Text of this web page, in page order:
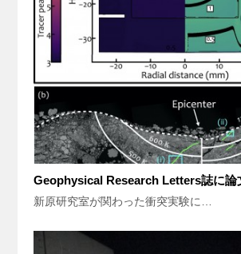
Geophysical Research Letters誌に論
新原研究室が関わった衝突実験に…